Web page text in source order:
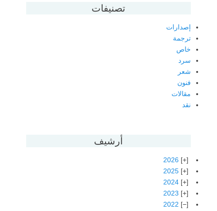
تصنيفات
إصدارات
ترجمة
خاص
سرد
شعر
فنون
مقالات
نقد
أرشيف
2026
2025
2024
2023
2022